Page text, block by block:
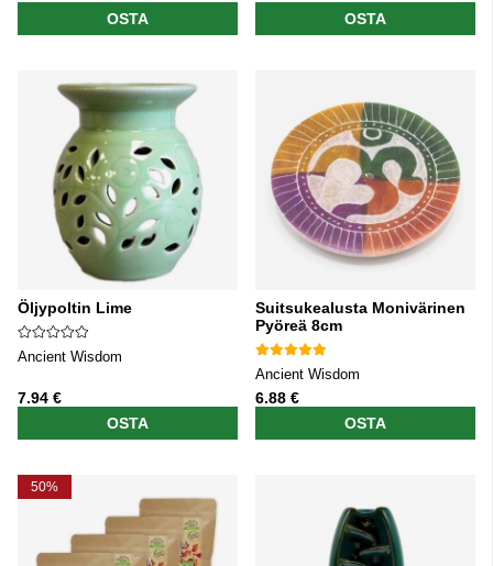
OSTA
OSTA
Öljypoltin Lime
Ancient Wisdom
7.94 €
OSTA
Suitsukealusta Monivärinen
Pyöreä 8cm
Ancient Wisdom
6.88 €
OSTA
50%